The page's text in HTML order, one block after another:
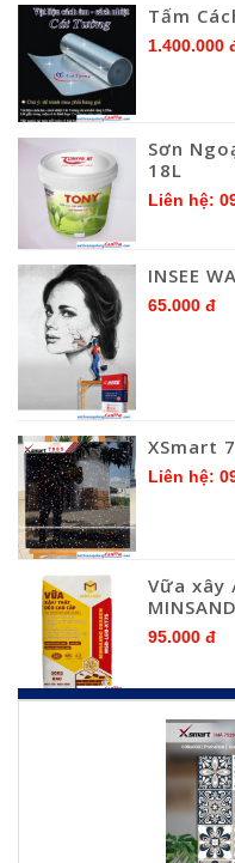
Tấm
1.400.000
Sơn
18L
Liên hệ:
INSEE
65.000 đ
XSmart
Liên hệ:
Vữa xây
95.000 đ